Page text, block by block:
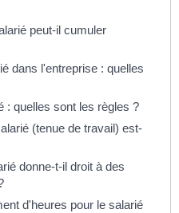
peut-il cumuler
dans l'entreprise : quelles
: quelles sont les règles ?
(tenue de travail) est-
donne-t-il droit à des
d'heures pour le salarié